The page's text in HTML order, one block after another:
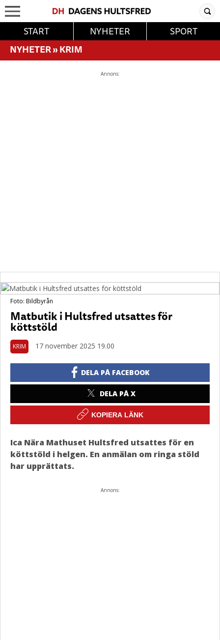
START NYHETER
SPORT
NYHETER»KRIM
Annons:
Foto: Bildbyrån
Matbutik i Hultsfred utsattes för
köttstöld
KRIM 17 november 2025 19.00
DELA PÅ FACEBOOK
DELA PÅ X
KOPIERA LÄNK
Ica Nära Mathuset Hultsfred utsattes för en
köttstöld i helgen. En anmälan om ringa stöld
har upprättats.
Annons: